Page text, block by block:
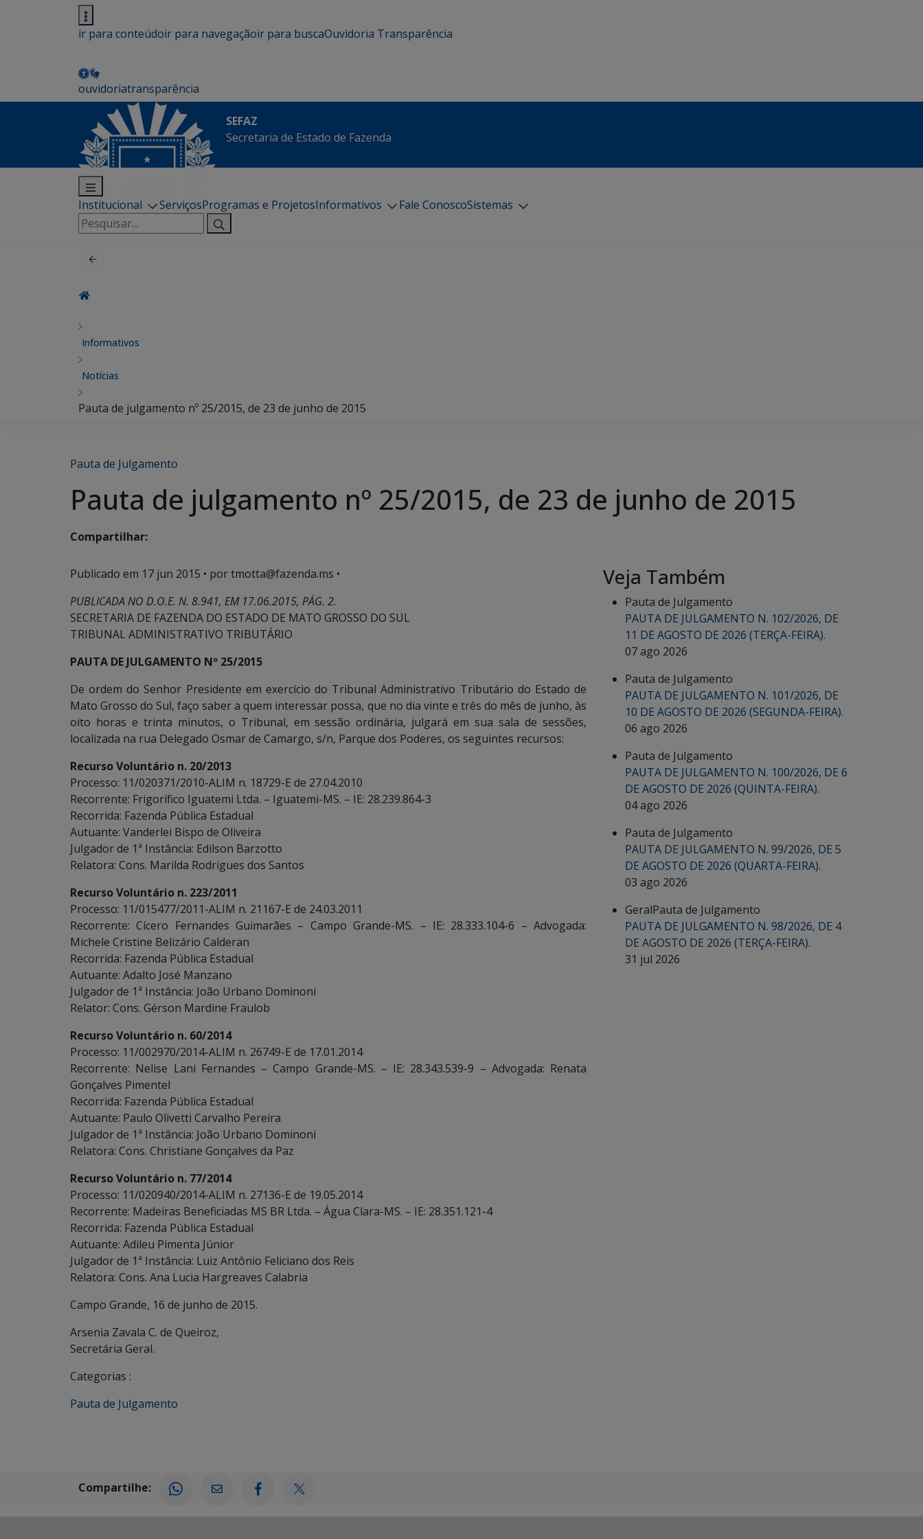
ir para conteúdoir para navegaçãoir para buscaOuvidoria Transparência
ouvidoriatransparência
SEFAZ
Secretaria de Estado de Fazenda
Institucional ServiçosProgramas e ProjetosInformativos Fale ConoscoSistemas
Pesquisar
por:
Informativos
Notícias
Pauta de julgamento nº 25/2015, de 23 de junho de 2015
Pauta de Julgamento
Pauta de julgamento nº 25/2015, de 23 de junho de 2015
Compartilhar:
Publicado em 17 jun 2015 • por tmotta@fazenda.ms •
PUBLICADA NO D.O.E. N. 8.941, EM 17.06.2015, PÁG. 2.
SECRETARIA DE FAZENDA DO ESTADO DE MATO GROSSO DO SUL
TRIBUNAL ADMINISTRATIVO TRIBUTÁRIO
PAUTA DE JULGAMENTO Nº 25/2015
De ordem do Senhor Presidente em exercício do Tribunal Administrativo Tributário do Estado de
Mato Grosso do Sul, faço saber a quem interessar possa, que no dia vinte e três do mês de junho, às
oito horas e trinta minutos, o Tribunal, em sessão ordinária, julgará em sua sala de sessões,
localizada na rua Delegado Osmar de Camargo, s/n, Parque dos Poderes, os seguintes recursos:
Recurso Voluntário n. 20/2013
Processo: 11/020371/2010-ALIM n. 18729-E de 27.04.2010
Recorrente: Frigorífico Iguatemi Ltda. – Iguatemi-MS. – IE: 28.239.864-3
Recorrida: Fazenda Pública Estadual
Autuante: Vanderlei Bispo de Oliveira
Julgador de 1ª Instância: Edilson Barzotto
Relatora: Cons. Marilda Rodrigues dos Santos
Recurso Voluntário n. 223/2011
Processo: 11/015477/2011-ALIM n. 21167-E de 24.03.2011
Recorrente: Cícero Fernandes Guimarães – Campo Grande-MS. – IE: 28.333.104-6 – Advogada:
Michele Cristine Belizário Calderan
Recorrida: Fazenda Pública Estadual
Autuante: Adalto José Manzano
Julgador de 1ª Instância: João Urbano Dominoni
Relator: Cons. Gérson Mardine Fraulob
Recurso Voluntário n. 60/2014
Processo: 11/002970/2014-ALIM n. 26749-E de 17.01.2014
Recorrente: Nelise Lani Fernandes – Campo Grande-MS. – IE: 28.343.539-9 – Advogada: Renata
Gonçalves Pimentel
Recorrida: Fazenda Pública Estadual
Autuante: Paulo Olivetti Carvalho Pereira
Julgador de 1ª Instância: João Urbano Dominoni
Relatora: Cons. Christiane Gonçalves da Paz
Recurso Voluntário n. 77/2014
Processo: 11/020940/2014-ALIM n. 27136-E de 19.05.2014
Recorrente: Madeiras Beneficiadas MS BR Ltda. – Água Clara-MS. – IE: 28.351.121-4
Recorrida: Fazenda Pública Estadual
Autuante: Adileu Pimenta Júnior
Julgador de 1ª Instância: Luiz Antônio Feliciano dos Reis
Relatora: Cons. Ana Lucia Hargreaves Calabria
Campo Grande, 16 de junho de 2015.
Arsenia Zavala C. de Queiroz,
Secretária Geral.
Categorias :
Pauta de Julgamento
Veja Também
Pauta de Julgamento
PAUTA DE JULGAMENTO N. 102/2026, DE
11 DE AGOSTO DE 2026 (TERÇA-FEIRA).
07 ago 2026
Pauta de Julgamento
PAUTA DE JULGAMENTO N. 101/2026, DE
10 DE AGOSTO DE 2026 (SEGUNDA-FEIRA).
06 ago 2026
Pauta de Julgamento
PAUTA DE JULGAMENTO N. 100/2026, DE 6
DE AGOSTO DE 2026 (QUINTA-FEIRA).
04 ago 2026
Pauta de Julgamento
PAUTA DE JULGAMENTO N. 99/2026, DE 5
DE AGOSTO DE 2026 (QUARTA-FEIRA).
03 ago 2026
GeralPauta de Julgamento
PAUTA DE JULGAMENTO N. 98/2026, DE 4
DE AGOSTO DE 2026 (TERÇA-FEIRA).
31 jul 2026
Compartilhe: